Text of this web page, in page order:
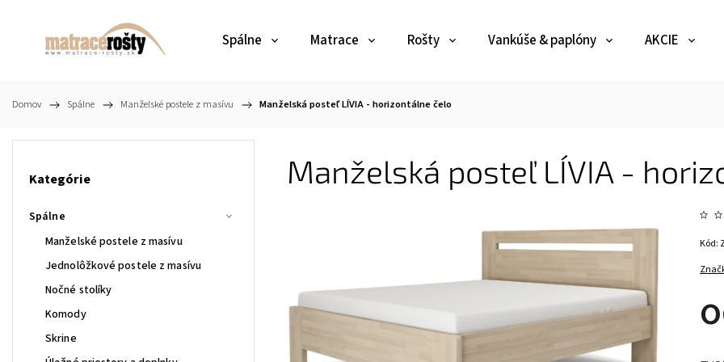
Spálne Matrace Rošty Vankúše & paplóny AKCIE
Domov / Spálne / Manželské postele z masívu / Manželská posteľ LÍVIA - horizontálne čelo
Kategórie
Spálne
Manželské postele z masívu
Jednolôžkové postele z masívu
Nočné stolíky
Komody
Skrine
Manželská posteľ LÍVIA -
Kód: